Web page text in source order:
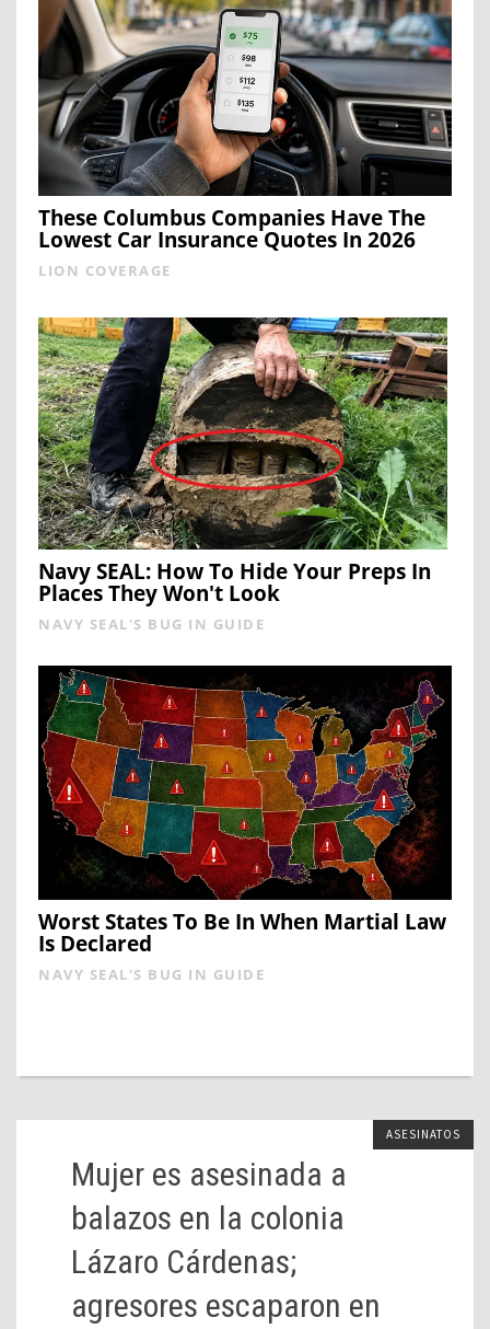
These Columbus Companies Have The
Lowest Car Insurance Quotes In 2026
LION COVERAGE
Navy SEAL: How To Hide Your Preps In
Places They Won't Look
NAVY SEAL'S BUG IN GUIDE
Worst States To Be In When Martial Law
Is Declared
NAVY SEAL'S BUG IN GUIDE
ASESINATOS
Mujer es asesinada a
balazos en la colonia
Lázaro Cárdenas;
agresores escaparon en